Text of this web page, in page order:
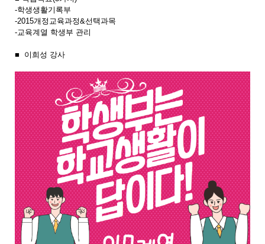
-학생생활기록부
-2015개정교육과정&선택과목
-교육계열 학생부 관리
■ 이희성 강사